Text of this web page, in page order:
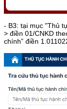
- B3: tại mục "Thủ
> điền 01/CNKD
chính” điền